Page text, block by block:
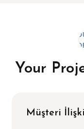
Your
Müşteri